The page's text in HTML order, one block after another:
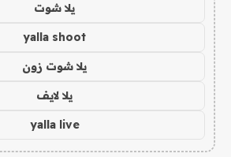
يلا شوت
yalla shoot
يلا شوت زون
يلا لايف
yalla live